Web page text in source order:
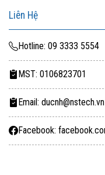
Liên Hệ
Hotline: 09 3333 5554
MST: 0106823701
Email: ducnh@nstech.vn
Facebook: